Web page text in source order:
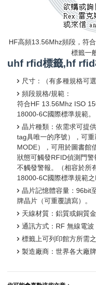
HF高頻13.56Mhz頻段，符
標籤一
uhf rfid標籤,hf rfid
尺寸：（有多種規格可選
頻段規格/規範：
符合HF 13.56Mhz ISO
18000-6C國際標準規範。
晶片種類：依需求可提
tag具唯一的序號），可
MODE），可用於圖書館
狀態可觸發RFID偵測門
不觸發警報。（相容於所
18000-6C國際標準規範之
晶片記憶體容量：96bit
牌晶片（可重覆讀寫）。
天線材質：鋁質或銅質
通訊方式：RF 無線電波
標籤上可列印館方所需
製造廠商：世界各大廠牌